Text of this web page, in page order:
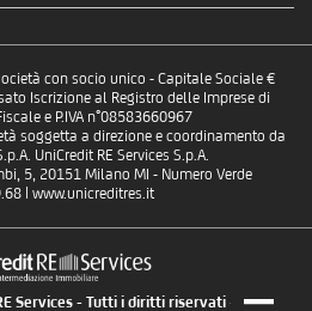
con socio unico - Capitale Sociale €
Iscrizione al Registro delle Imprese di
e P.IVA n°08583660967
soggetta a direzione e coordinamento da
UniCredit RE Services S.p.A.
5, 20151 Milano MI - Numero Verde
| www.unicreditres.it
Services - Tutti i diritti riservati - P.IVA